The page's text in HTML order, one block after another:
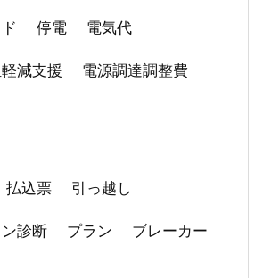
停電 電気代
減支援 電源調達調整費
払込票 引っ越し
診断 プラン ブレーカー